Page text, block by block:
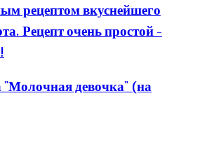
рецептом вкуснейшего
Рецепт очень простой -
девочка" (на